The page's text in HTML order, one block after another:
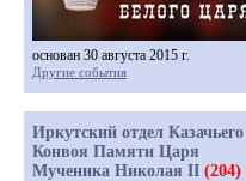
основан 30 августа 2015 г.
Другие события
Иркутский отдел Казачьего
Конвоя Памяти Царя
Мученика Николая II (204)